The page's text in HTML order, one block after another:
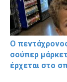
Ο
σούπερ μάρκετ
έρχεται στο